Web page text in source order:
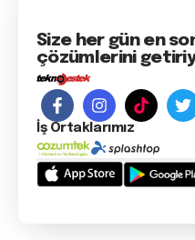
Size her gün en
çözümlerini
İş Ortaklarımız